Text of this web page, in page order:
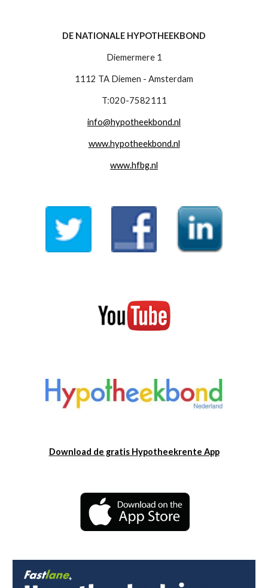
DE NATIONALE HYPOTHEEKBOND
Diemermere 1
1112 TA Diemen - Amsterdam
T:020-7582111
info@hypotheekbond.nl
www.hypotheekbond.nl
www.hfbg.nl
Download de gratis Hypotheekrente App